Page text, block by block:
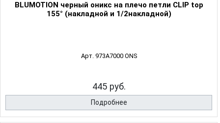
BLUMOTION черный оникс на плечо петли CLIP top
155° (накладной и 1/2накладной)
Арт. 973A7000 ONS
445 руб.
Подробнее